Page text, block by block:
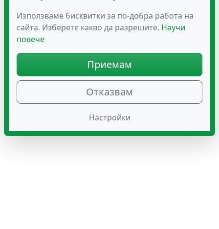
13.75€ (26.89 лв.)
13.75€ (26.89 лв.)
Използваме бисквитки за по-добра работа на
сайта. Изберете какво да разрешите. Научи
повече
Приемам
Отказвам
Настройки